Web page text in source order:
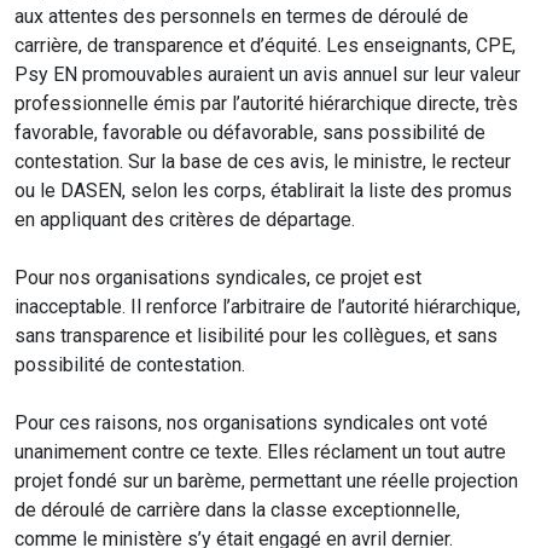
aux attentes des personnels en termes de déroulé de
carrière, de transparence et d’équité. Les enseignants, CPE,
Psy EN promouvables auraient un avis annuel sur leur valeur
professionnelle émis par l’autorité hiérarchique directe, très
favorable, favorable ou défavorable, sans possibilité de
contestation. Sur la base de ces avis, le ministre, le recteur
ou le DASEN, selon les corps, établirait la liste des promus
en appliquant des critères de départage.
Pour nos organisations syndicales, ce projet est
inacceptable. Il renforce l’arbitraire de l’autorité hiérarchique,
sans transparence et lisibilité pour les collègues, et sans
possibilité de contestation.
Pour ces raisons, nos organisations syndicales ont voté
unanimement contre ce texte. Elles réclament un tout autre
projet fondé sur un barème, permettant une réelle projection
de déroulé de carrière dans la classe exceptionnelle,
comme le ministère s’y était engagé en avril dernier.